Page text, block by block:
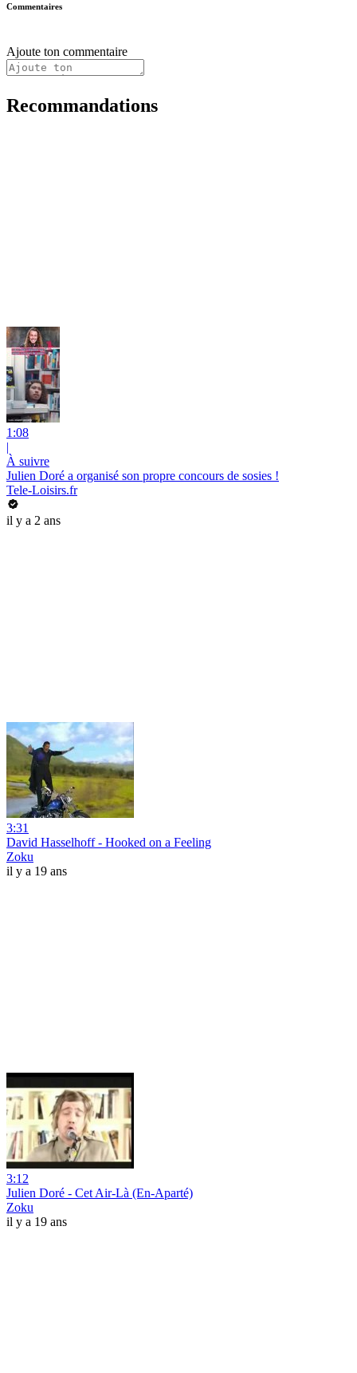
Commentaires
Ajoute ton commentaire
Recommandations
1:08
|
À suivre
Julien Doré a organisé son propre concours de sosies !
Tele-Loisirs.fr
il y a 2 ans
3:31
David Hasselhoff - Hooked on a Feeling
Zoku
il y a 19 ans
3:12
Julien Doré - Cet Air-Là (En-Aparté)
Zoku
il y a 19 ans